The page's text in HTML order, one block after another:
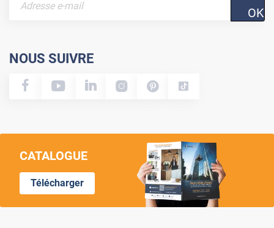
OK
NOUS SUIVRE
CATALOGUE
Télécharger